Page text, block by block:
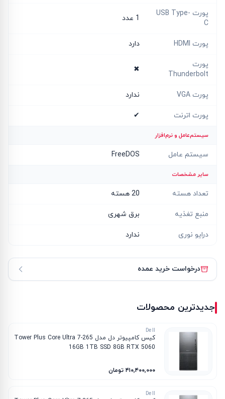
پورت USB Type-
C
1 عدد
پورت HDMI دارد
پورت
Thunderbolt
✖
پورت VGA ندارد
پورت اترنت ✔
سیستم‌عامل و نرم‌افزار
سیستم عامل FreeDOS
سایر مشخصات
تعداد هسته 20 هسته
منبع تغذیه برق شهری
درایو نوری ندارد
درخواست خرید عمده
جدیدترین محصولات
Dell
کیس کامپیوتر دل مدل Tower Plus Core Ultra 7-265
16GB 1TB SSD 8GB RTX 5060
۴۱۰٬۴۰۰٬۰۰۰ تومان
Dell